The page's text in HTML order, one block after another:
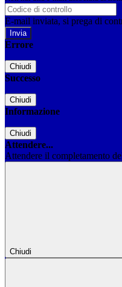
E-mail inviata, si prega di
Errore
Chiudi
Successo
Chiudi
Informazione
Chiudi
Attendere...
Attendere il completamento
Chiudi